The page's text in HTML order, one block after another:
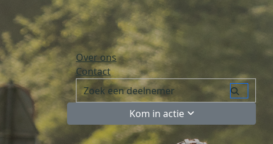
Over ons
Contact
Kom in actie